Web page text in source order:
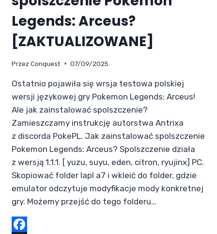
Legends: Arceus?
[ZAKTUALIZOWANE]
Przez Conquest 07/09/2025
Ostatnio pojawiła się wrsja testowa polskiej
wersji językowej gry Pokemon Legends: Arceus!
Ale jak zainstalować spolszczenie?
Zamieszczamy instrukcję autorstwa Antrixa
z discorda PokePL. Jak zainstalować spolszczenie
Pokemon Legends: Arceus? Spolszczenie działa
z wersją 1.1.1. [ yuzu, suyu, eden, citron, ryujinx] PC.
Skopiować folder lapl a7 i wkleić do folder, gdzie
emulator odczytuje modyfikacje mody konkretnej
gry. Możemy przejść do tego folderu…